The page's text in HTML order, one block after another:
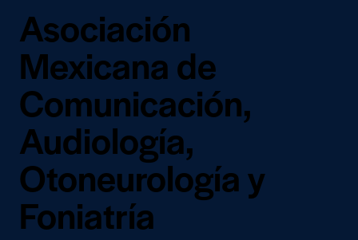
Asociación
Mexicana de
Comunicación,
Audiología,
Otoneurología y
Foniatría